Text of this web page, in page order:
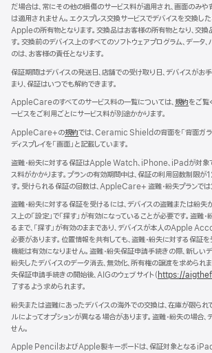
ド
ウ
で
開
き
ま
す）
だ場合は、常にその他の損傷のサービス料が適用され、画面のみ
は適用されません。エクスプレス交換サービスでデバイスを交換し
Appleの所有物となります。交換品はお客様の所有物となり、交
す。交換前のデバイス上のすべてのソフトウェアプログラム、データ
のは、お客様の責任となります。
保証期間はデバイスの発送日、店舗での受け取り日、デバイスが
まり、保証はいつでも解約できます。
AppleCareのすべてのサービス料の一覧については、規約（新
イ
ド
ウ
で
き
ま
す）
をご覧
ービスをご利用ごとにサービス料が別途かかります。
AppleCare+の規約（新
規
イ
ン
ド
ウ
で
開
き
ま
す）
では、Ceramic Shieldの背面を「背面ガ
ディスプレイを「画面」と記載しています。
盗難・紛失に対する保証はApple Watch、iPhone、iPadが対象
ス料がかかります。プランの有効期間中は、保証の利用回数制限が
す。受けられる保証の回数は、AppleCare+ 盗難・紛失プランでは
盗難・紛失に対する保証を受けるには、デバイスの盗難または紛失
ス上の「設定」で「探す」が有効になっていることが必要です。盗難
るまで、「探す」が有効のままであり、デバイスが本人のApple
必要があります。位置情報を共有しても、盗難・紛失に対する保証
機能は有効になりません。盗難・紛失保証申請手続きの際、新しい
紛失したデバイスのデータ消去、無効化、所有権の譲渡を求められ
失保証申請手続きの開始後、AIGのウェブサイト（ https://
了するよう求められます。
紛失または盗難にあったデバイスの海外での交換は、在庫が限られて
ルによってオプションが異なる場合があります。盗難・紛失の場合
せん。
Apple PencilおよびApple製キーボードは、保証対象となる